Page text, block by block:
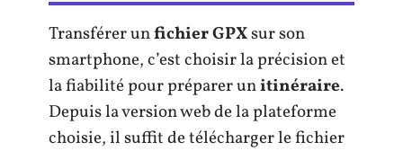
Transférer unfichier GPXsur son
smartphone, c’est choisir la précision et
la fiabilité pour préparer unitinéraire.
Depuis la version web de la plateforme
choisie, il suffit de télécharger le fichier